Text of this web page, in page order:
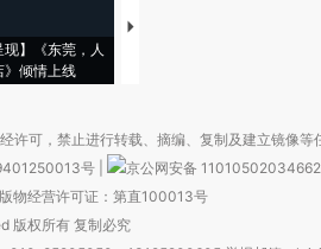
现】《东莞，人
》倾情上线
【推广】走进第四届链博
可，禁止进行转载、摘编、复制及建立镜像等
号
京公网安备
物经营许可证：第直100013号
版权所有 复制必究